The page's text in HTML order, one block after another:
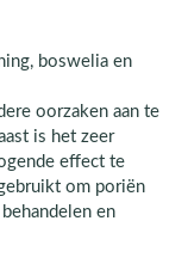
boswelia en
oorzaken aan te
is het zeer
effect te
om poriën
en